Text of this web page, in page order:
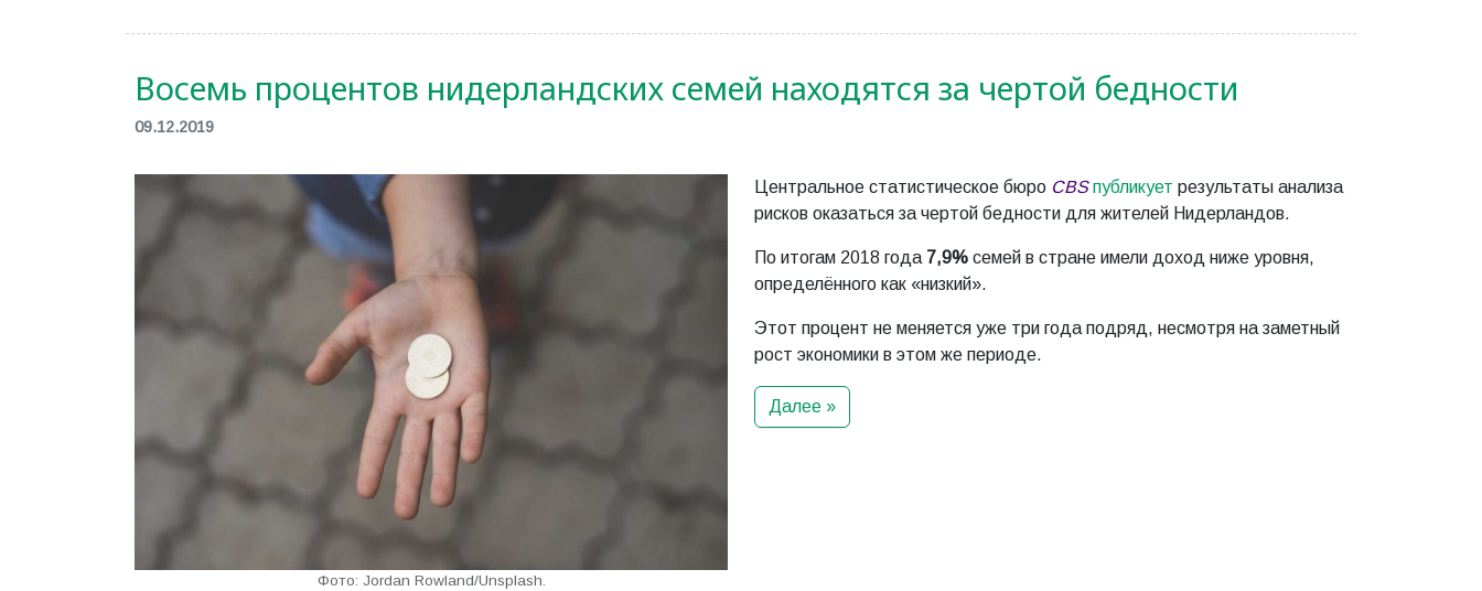
Восемь процентов нидерландских семей находятся за чертой бедности
09.12.2019
Фото: Jordan Rowland/Unsplash.
Центральное статистическое бюро CBS публикует результаты анализа
рисков оказаться за чертой бедности для жителей Нидерландов.
По итогам 2018 года 7,9% семей в стране имели доход ниже уровня,
определённого как «низкий».
Этот процент не меняется уже три года подряд, несмотря на заметный
рост экономики в этом же периоде.
Далее »